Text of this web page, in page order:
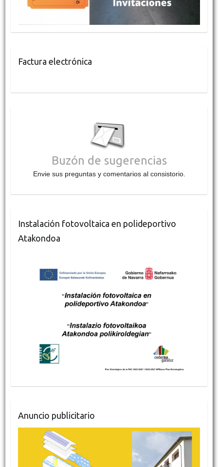
Factura electrónica
Buzón de sugerencias
Envie sus preguntas y comentarios al consistorio.
Instalación fotovoltaica en polideportivo
Atakondoa
Anuncio publicitario